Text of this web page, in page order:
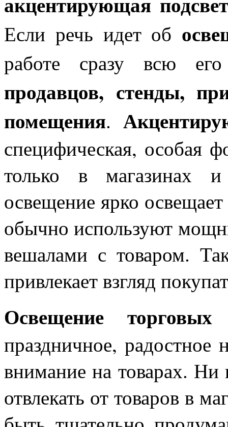
Если речь идет об
работе сразу всю
продавцов, стенды,
помещения.
специфическая, особая
только в магазинах и
освещение ярко
обычно используют
вешалами с товаром.
привлекает взгляд
Освещение торговых
праздничное, радостное
внимание на товарах. Ни
отвлекать от товаров в